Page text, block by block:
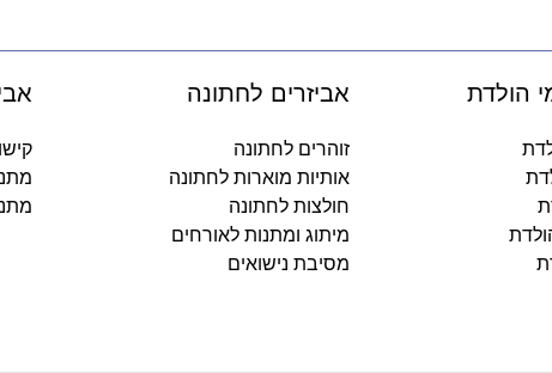
הולדת אביזרים לחתונה
זוהרים לחתונה
אותיות מוארות לחתונה
חולצות לחתונה
מיתוג ומתנות לאורחים
מסיבת נישואים